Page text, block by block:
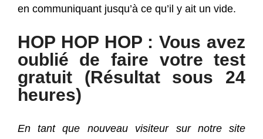
en communiquant jusqu’à ce qu’il y ait un vide.
HOP HOP HOP : Vous avez
oublié de faire votre test
gratuit (Résultat sous 24
heures)
En tant que nouveau visiteur sur notre site